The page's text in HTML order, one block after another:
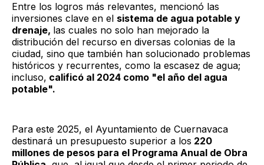
Entre los logros más relevantes, mencionó las
inversiones clave en el sistema de agua potable y
drenaje, las cuales no solo han mejorado la
distribución del recurso en diversas colonias de la
ciudad, sino que también han solucionado problemas
históricos y recurrentes, como la escasez de agua;
incluso, calificó al 2024 como "el año del agua
potable".
Para este 2025, el Ayuntamiento de Cuernavaca
destinará un presupuesto superior a los 220
millones de pesos para el Programa Anual de Obra